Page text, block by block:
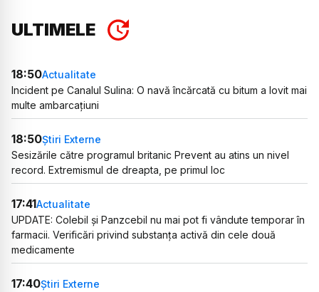
ULTIMELE
18:50Actualitate
Incident pe Canalul Sulina: O navă încărcată cu bitum a lovit mai
multe ambarcațiuni
18:50Știri Externe
Sesizările către programul britanic Prevent au atins un nivel
record. Extremismul de dreapta, pe primul loc
17:41Actualitate
UPDATE: Colebil și Panzcebil nu mai pot fi vândute temporar în
farmacii. Verificări privind substanța activă din cele două
medicamente
17:40Știri Externe